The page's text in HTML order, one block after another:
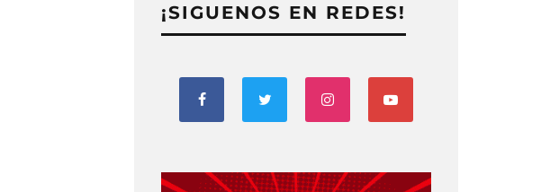
¡SIGUENOS EN REDES!